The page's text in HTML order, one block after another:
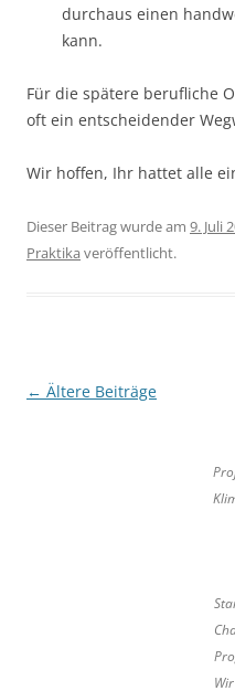
durchaus einen
kann.
Für die spätere berufliche
oft ein entscheidender
Wir hoffen, Ihr hattet alle
Dieser Beitrag wurde am 9. Juli
Praktika veröffentlicht.
Beitragsnavigation
← Ältere Beiträge
Wir